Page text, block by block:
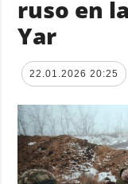
ruso en
Yar
22.01.2026 20:25